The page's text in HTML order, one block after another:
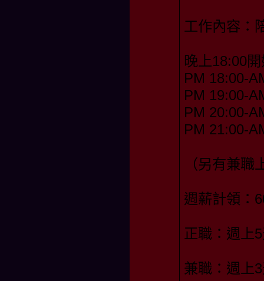
工作內容：
晚上18:00
PM 18:00-
PM 19:00-
PM 20:00-
PM 21:00-
（另有兼職
週薪計領：
正職：週上
兼職：週上